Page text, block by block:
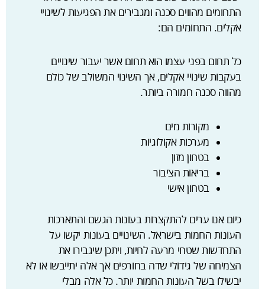
התחומים מהווים סכנה ומגבירים את הפגיעות לשינויי
אקלים. התחומים הם:
כל תחום בפני עצמו הוא תחום אשר יעבור שינויים
בעקבות שינויי אקלים, אך השינוי המשולב של כולם
מהווה סכנה חמורה ביותר.
מקורות מים
מערכות אקולוגיות
בטחון מזון
בריאות הציבור
בטחון אישי
כיום אנו ערים להתקצרות בעונות הגשם והתארכות
העונות החמות בישראל. השינויים בעונות יקשו על
התחדשות שטחי מרעה לחיות, ויתכן שיגבירו את
הצמיחה של גידולי שדה בחורפים אך אלה יתייבשו או לא
יבשילו בשל העונות החמות יותר. כל אלה מבלי